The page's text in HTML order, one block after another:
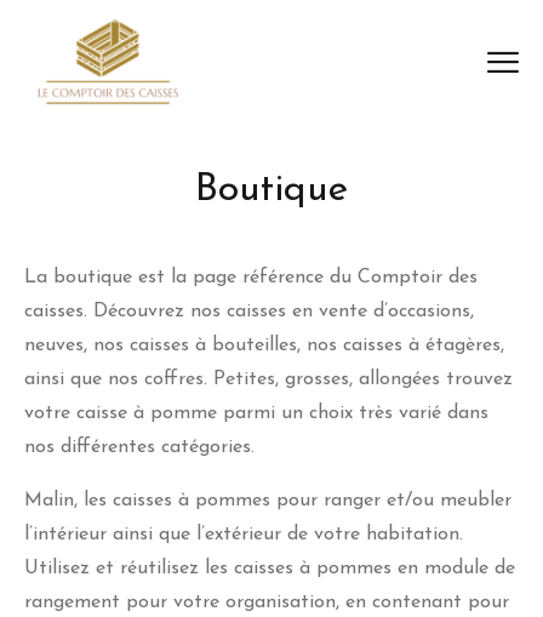
Boutique
La boutique est la page référence du Comptoir des
caisses. Découvrez nos caisses en vente d’occasions,
neuves, nos caisses à bouteilles, nos caisses à étagères,
ainsi que nos coffres. Petites, grosses, allongées trouvez
votre caisse à pomme parmi un choix très varié dans
nos différentes catégories.
Malin, les caisses à pommes pour ranger et/ou meubler
l’intérieur ainsi que l’extérieur de votre habitation.
Utilisez et réutilisez les caisses à pommes en module de
rangement pour votre organisation, en contenant pour